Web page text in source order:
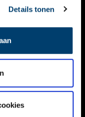
Details tonen